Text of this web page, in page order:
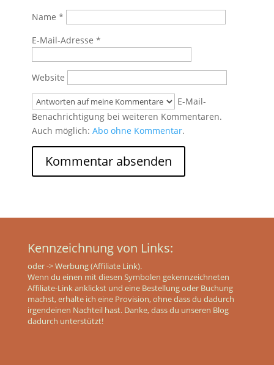
Name *
E-Mail-Adresse *
Website
E-Mail-
Benachrichtigung bei weiteren Kommentaren.
Auch möglich: Abo ohne Kommentar.
Kennzeichnung von Links:
oder-> Werbung (Affiliate Link).
Wenn du einen mit diesen Symbolen gekennzeichneten
Affiliate-Link anklickst und eine Bestellung oder Buchung
machst, erhalte ich eine Provision, ohne dass du dadurch
irgendeinen Nachteil hast. Danke, dass du unseren Blog
dadurch unterstützt!